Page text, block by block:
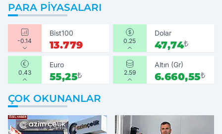
PARA PIYASALARI
-0.14
Bist100
13.779 0.25
Dolar
47,74₺
0.43
Euro
55,25₺ 2.59
Altın (Gr)
6.660,55₺
ÇOK OKUNANLAR